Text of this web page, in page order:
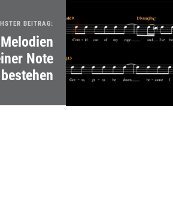
BEITRAG:
Note
bestehen